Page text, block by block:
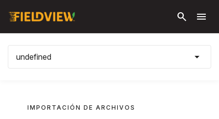
search menu
undefined arrow_drop_down
IMPORTACIÓN DE ARCHIVOS